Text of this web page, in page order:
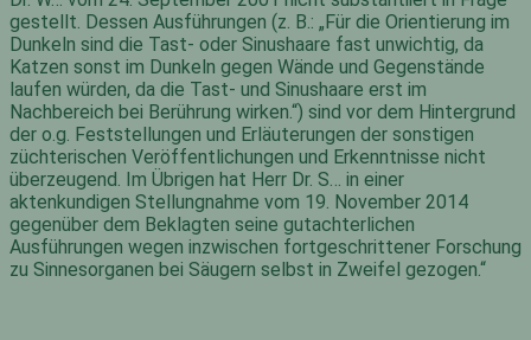
gestellt. Dessen Ausführungen (z. B.: „Für die Orientierung im
Dunkeln sind die Tast- oder Sinushaare fast unwichtig, da
Katzen sonst im Dunkeln gegen Wände und Gegenstände
laufen würden, da die Tast- und Sinushaare erst im
Nachbereich bei Berührung wirken.“) sind vor dem Hintergrund
der o.g. Feststellungen und Erläuterungen der sonstigen
züchterischen Veröffentlichungen und Erkenntnisse nicht
überzeugend. Im Übrigen hat Herr Dr. S… in einer
aktenkundigen Stellungnahme vom 19. November 2014
gegenüber dem Beklagten seine gutachterlichen
Ausführungen wegen inzwischen fortgeschrittener Forschung
zu Sinnesorganen bei Säugern selbst in Zweifel gezogen.“